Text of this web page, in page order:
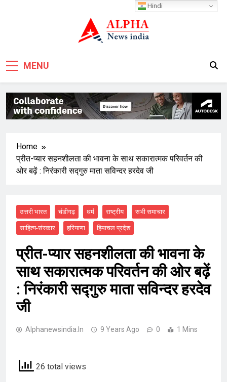
MENU
Home
प्रीत-प्यार सहनशीलता की भावना के साथ सकारात्मक परिवर्तन की
ओर बढ़ें : निरंकारी सद्गुरु माता सविन्दर हरदेव जी
उत्तरी भारत चंडीगढ़ धर्म राष्ट्रीय सभी समाचार
साहित्य-संस्कार हरियाणा हिमाचल प्रदेश
प्रीत-प्यार सहनशीलता की भावना के
साथ सकारात्मक परिवर्तन की ओर बढ़ें
: निरंकारी सद्गुरु माता सविन्दर हरदेव
जी
Alphanewsindia.in 9 Years Ago 0 1 Mins
26 total views
Hindi